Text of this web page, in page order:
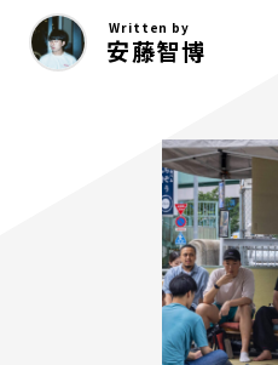
Written by
安藤智博